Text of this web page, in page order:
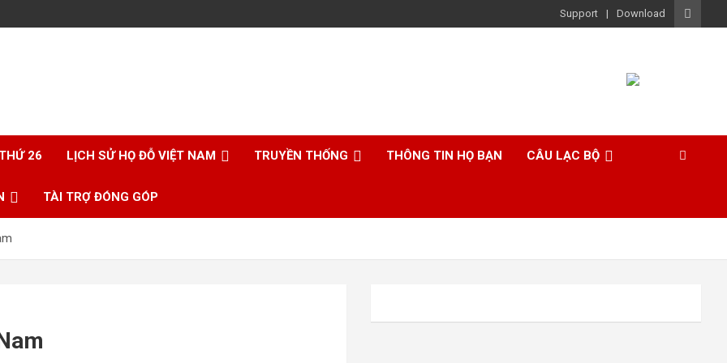
Support Download
26 LỊCH SỬ HỌ ĐỖ VIỆT NAM TRUYỀN THỐNG THÔNG TIN HỌ BẠN CÂU LẠC BỘ
TÀI TRỢ ĐÓNG GÓP